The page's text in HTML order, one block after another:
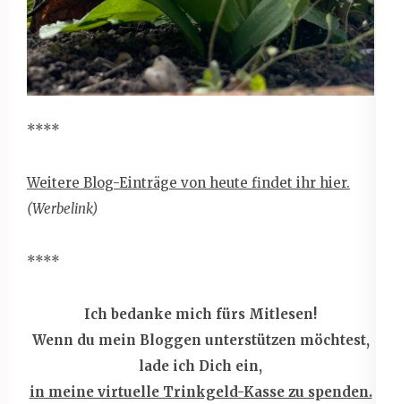
****
Weitere Blog-Einträge von heute findet ihr hier.
(Werbelink)
****
Ich bedanke mich fürs Mitlesen!
Wenn du mein Bloggen unterstützen möchtest,
lade ich Dich ein,
in meine virtuelle Trinkgeld-Kasse zu spenden.